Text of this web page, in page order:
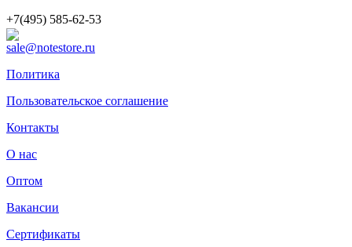
+7(495) 585-62-53
sale@notestore.ru
Политика
Пользовательское соглашение
Контакты
О нас
Оптом
Вакансии
Сертификаты